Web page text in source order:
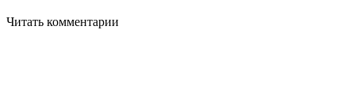
Читать комментарии